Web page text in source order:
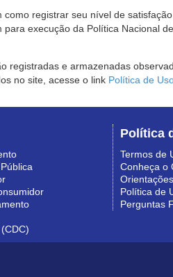
como registrar seu nível de
execução da Política Nacional
registradas e armazenadas
no site, acesse o link Política de
Política
Termos de
Conheça o
Política de
Perguntas